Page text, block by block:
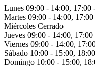
Lunes 09:00 - 14:00, 17:00
Martes 09:00 - 14:00,
Miércoles Cerrado
Jueves 09:00 - 14:00, 17:00
Viernes 09:00 - 14:00,
Sábado 10:00 - 15:00,
Domingo 10:00 - 15:00,